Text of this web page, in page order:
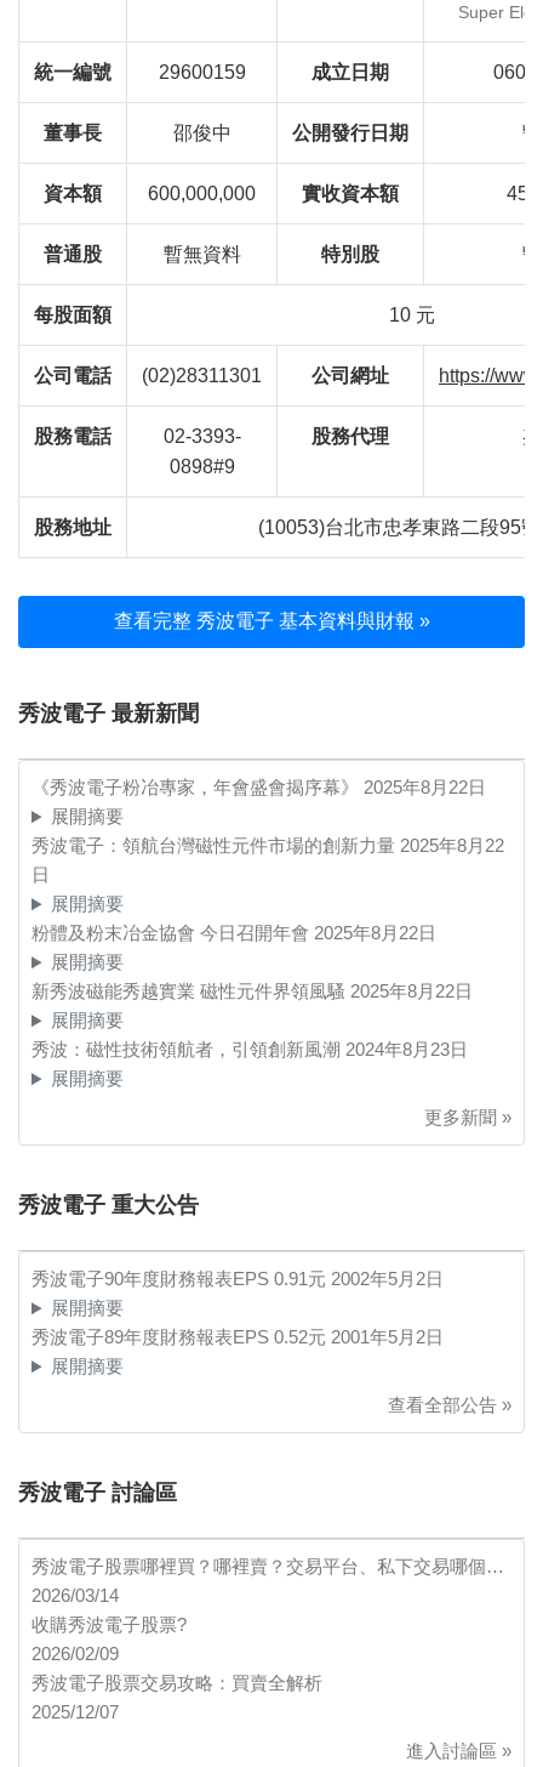
Super
統一編號 29600159 成立日期 060
董事長 邵俊中 公開發行日期
資本額 600,000,000 實收資本額
普通股 暫無資料 特別股
每股面額 10 元
公司電話 (02)28311301 公司網址 https://
股務電話
02-3393-
0898#9
股務代理
股務地址 (10053)台北市忠孝東路二段95
查看完整 秀波電子 基本資料與財報 »
秀波電子 最新新聞
《秀波電子粉冶專家，年會盛會揭序幕》 2025年8月22日
展開摘要
秀波電子：領航台灣磁性元件市場的創新力量 2025年8月22
日
展開摘要
粉體及粉末冶金協會 今日召開年會 2025年8月22日
展開摘要
新秀波磁能秀越實業 磁性元件界領風騷 2025年8月22日
展開摘要
秀波：磁性技術領航者，引領創新風潮 2024年8月23日
展開摘要
更多新聞 »
秀波電子 重大公告
秀波電子90年度財務報表EPS 0.91元 2002年5月2日
展開摘要
秀波電子89年度財務報表EPS 0.52元 2001年5月2日
展開摘要
查看全部公告 »
秀波電子 討論區
秀波電子股票哪裡買？哪裡賣？交易平台、私下交易哪個…
2026/03/14
收購秀波電子股票?
2026/02/09
秀波電子股票交易攻略：買賣全解析
2025/12/07
進入討論區 »